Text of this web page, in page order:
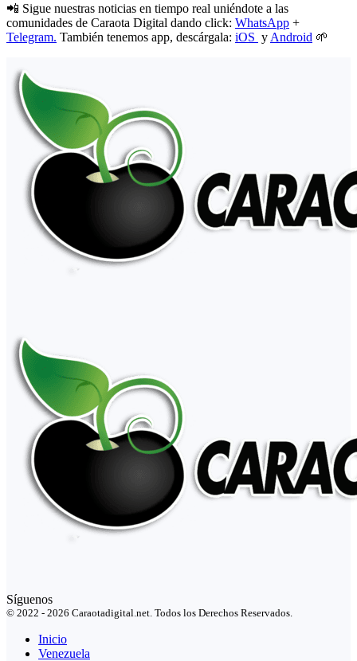
📲 Sigue nuestras noticias en tiempo real uniéndote a las
comunidades de Caraota Digital dando click: WhatsApp +
Telegram. También tenemos app, descárgala: iOS y Android 🌱
Síguenos
© 2022 - 2026 Caraotadigital.net. Todos los Derechos Reservados.
Inicio
Venezuela